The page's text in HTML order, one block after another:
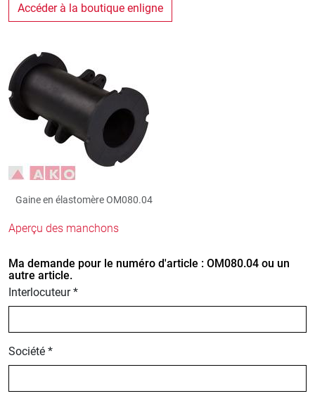
Accéder à la boutique enligne
Gaine en élastomère OM080.04
Aperçu des manchons
Ma demande pour le numéro d'article : OM080.04 ou un
autre article.
Interlocuteur *
Société *